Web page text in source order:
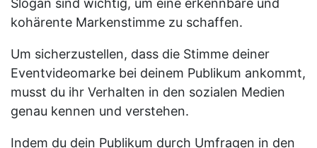
kohärente Markenstimme zu schaffen.
Um sicherzustellen, dass die Stimme deiner
Eventvideomarke bei deinem Publikum ankommt,
musst du ihr Verhalten in den sozialen Medien
genau kennen und verstehen.
Indem du dein Publikum durch Umfragen in den